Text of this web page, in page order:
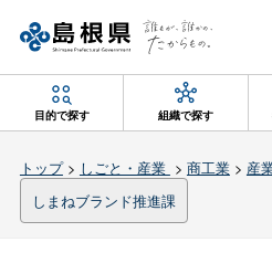
目的で探す 組織で探す
トップ> しごと・産業 > 商工業> 産
しまねブランド推進課